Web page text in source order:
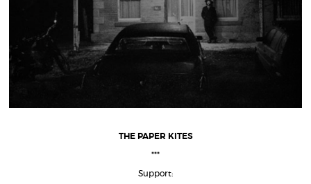
THE PAPER KITES
***
Support: